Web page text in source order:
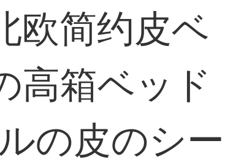
欧简约皮ベ
高箱ベッド
の皮のシー